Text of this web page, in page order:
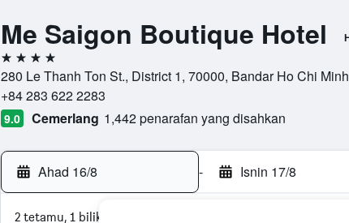
Me Saigon Boutique Hotel
4 bintang
280 Le Thanh Ton St., District 1, 70000, Bandar Ho Chi
+84 283 622 2283
9.0 Cemerlang 1,442 penarafan yang disahkan
Ahad 16/8 - Isnin 17/8
2 tetamu, 1 bilik